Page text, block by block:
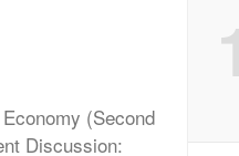
(Second
Discussion: